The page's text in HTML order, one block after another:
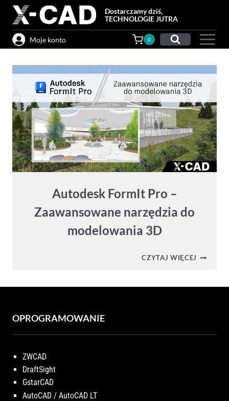
Przejdź
treści
Dostarczamy dziś,
TECHNOLOGIE JUTRA
Moje konto 0
Autodesk FormIt Pro –
Zaawansowane narzędzia do
modelowania 3D
CZYTAJ WIĘCEJ
OPROGRAMOWANIE
ZWCAD
DraftSight
GstarCAD
AutoCAD / AutoCAD LT